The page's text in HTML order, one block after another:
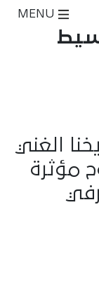
الغني
مؤثرة